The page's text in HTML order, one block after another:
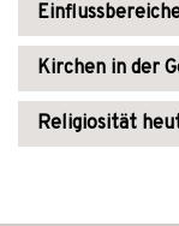
Kirchen in der
Religiosität